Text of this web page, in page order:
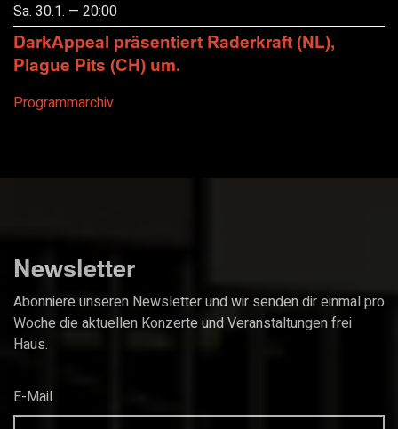
Sa. 30.1. — 20:00
DarkAppeal präsentiert Raderkraft (NL),
Plague Pits (CH) um.
Programmarchiv
Newsletter
Abonniere unseren Newsletter und wir senden dir einmal pro
Woche die aktuellen Konzerte und Veranstaltungen frei
Haus.
E-Mail